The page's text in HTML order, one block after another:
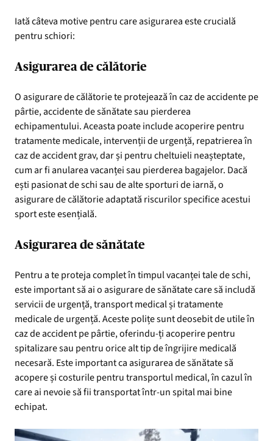
Iată câteva motive pentru care asigurarea este crucială
pentru schiori:
Asigurarea de călătorie
O asigurare de călătorie te protejează în caz de accidente pe
pârtie, accidente de sănătate sau pierderea
echipamentului. Aceasta poate include acoperire pentru
tratamente medicale, intervenții de urgență, repatrierea în
caz de accident grav, dar și pentru cheltuieli neașteptate,
cum ar fi anularea vacanței sau pierderea bagajelor. Dacă
ești pasionat de schi sau de alte sporturi de iarnă, o
asigurare de călătorie adaptată riscurilor specifice acestui
sport este esențială.
Asigurarea de sănătate
Pentru a te proteja complet în timpul vacanței tale de schi,
este important să ai o asigurare de sănătate care să includă
servicii de urgență, transport medical și tratamente
medicale de urgență. Aceste polițe sunt deosebit de utile în
caz de accident pe pârtie, oferindu-ți acoperire pentru
spitalizare sau pentru orice alt tip de îngrijire medicală
necesară. Este important ca asigurarea de sănătate să
acopere și costurile pentru transportul medical, în cazul în
care ai nevoie să fii transportat într-un spital mai bine
echipat.